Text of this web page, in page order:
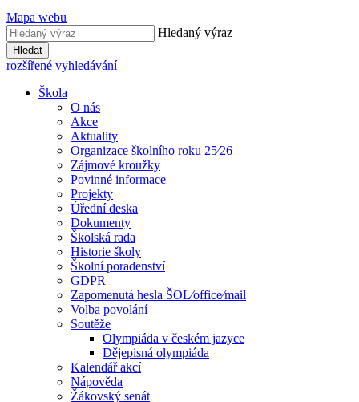
Mapa webu
Hledaný výraz
Hledat
rozšířené vyhledávání
Škola
O nás
Akce
Aktuality
Organizace školního roku 25⁄26
Zájmové kroužky
Povinné informace
Projekty
Úřední deska
Dokumenty
Školská rada
Historie školy
Školní poradenství
GDPR
Zapomenutá hesla ŠOL⁄office⁄mail
Volba povolání
Soutěže
Olympiáda v českém jazyce
Dějepisná olympiáda
Kalendář akcí
Nápověda
Žákovský senát